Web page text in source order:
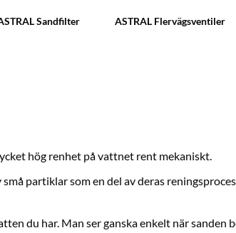
Sandfilter ASTRAL Flervägsventiler
hög renhet på vattnet rent mekaniskt.
partiklar som en del av deras
du har. Man ser ganska enkelt när sanden